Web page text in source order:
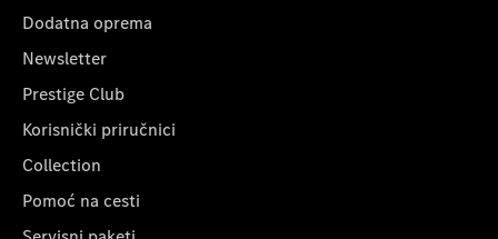
Dodatna oprema
Newsletter
Prestige Club
Korisnički priručnici
Collection
Pomoć na cesti